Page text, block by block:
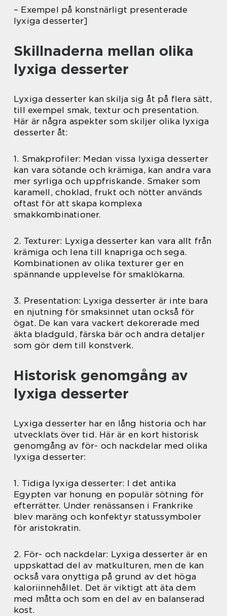
– Exempel på konstnärligt presenterade
lyxiga desserter]
Skillnaderna mellan olika
lyxiga desserter
Lyxiga desserter kan skilja sig åt på flera sätt,
till exempel smak, textur och presentation.
Här är några aspekter som skiljer olika lyxiga
desserter åt:
1. Smakprofiler: Medan vissa lyxiga desserter
kan vara sötande och krämiga, kan andra vara
mer syrliga och uppfriskande. Smaker som
karamell, choklad, frukt och nötter används
oftast för att skapa komplexa
smakkombinationer.
2. Texturer: Lyxiga desserter kan vara allt från
krämiga och lena till knapriga och sega.
Kombinationen av olika texturer ger en
spännande upplevelse för smaklökarna.
3. Presentation: Lyxiga desserter är inte bara
en njutning för smaksinnet utan också för
ögat. De kan vara vackert dekorerade med
äkta bladguld, färska bär och andra detaljer
som gör dem till konstverk.
Historisk genomgång av
lyxiga desserter
Lyxiga desserter har en lång historia och har
utvecklats över tid. Här är en kort historisk
genomgång av för- och nackdelar med olika
lyxiga desserter:
1. Tidiga lyxiga desserter: I det antika
Egypten var honung en populär sötning för
efterrätter. Under renässansen i Frankrike
blev maräng och konfektyr statussymboler
för aristokratin.
2. För- och nackdelar: Lyxiga desserter är en
uppskattad del av matkulturen, men de kan
också vara onyttiga på grund av det höga
kaloriinnehållet. Det är viktigt att äta dem
med måtta och som en del av en balanserad
kost.